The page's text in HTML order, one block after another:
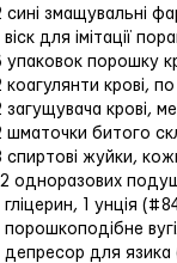
сині змащувальні
1 віск для імітації
упаковок порошку
коагулянти крові,
загущувача крові,
шматочки битого
спиртові жуйки,
12 одноразових
1 гліцерин, 1 унція
1 порошкоподібне
1 депресор для